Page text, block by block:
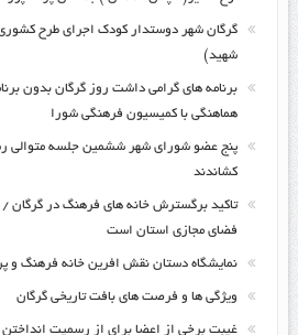
گرگان شهر دوستدار کودک اجرای طرح کشوری
شهید)
برنامه های گرامی داشت روز گرگان بدون
هماهنگی با کمیسیون فرهنگی شورا
پنج عضو شورای شهر ششمین جلسه متوالی
کشاندند
تاکید برگسترش خانه های فرهنگ در گرگان /
فضای مجازی استان است
نمایشگاه دستان نقش افرین خانه فرهنگ
ویژگی ها و فرصت های بافت تاریخی گرگان
غیبت برخی از اعضا برای از رسمیت انداختن